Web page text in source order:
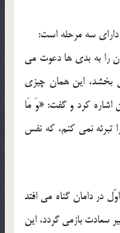
سه مرحله است:
را به بدى ها دعوت مى
بخشد، این همان چیزى
اشاره كرد و گفت: «وَ مَا
تبرئه نمى كنم، كه نفس
در دامان گناه مى افتد
سعادت بازمى گردد، این